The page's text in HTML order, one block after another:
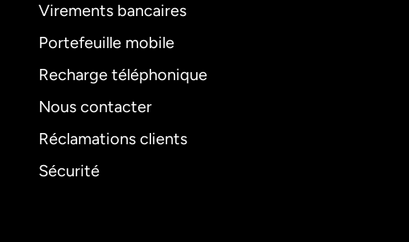
Virements bancaires
Portefeuille mobile
Recharge téléphonique
Nous contacter
Réclamations clients
Sécurité